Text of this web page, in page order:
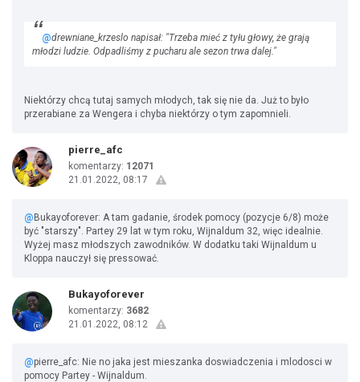
@drewniane_krzeslo napisał: "Trzeba mieć z tyłu głowy, że grają
młodzi ludzie. Odpadliśmy z pucharu ale sezon trwa dalej."
Niektórzy chcą tutaj samych młodych, tak się nie da. Już to było
przerabiane za Wengera i chyba niektórzy o tym zapomnieli.
pierre_afc
komentarzy: 12071
21.01.2022, 08:17
@ Bukayoforever: A tam gadanie, środek pomocy (pozycje 6/8) może
być "starszy". Partey 29 lat w tym roku, Wijnaldum 32, więc idealnie.
Wyżej masz młodszych zawodników. W dodatku taki Wijnaldum u
Kloppa nauczył się pressować.
Bukayoforever
komentarzy: 3682
21.01.2022, 08:12
@pierre_afc: Nie no jaka jest mieszanka doswiadczenia i mlodosci w
pomocy Partey - Wijnaldum.